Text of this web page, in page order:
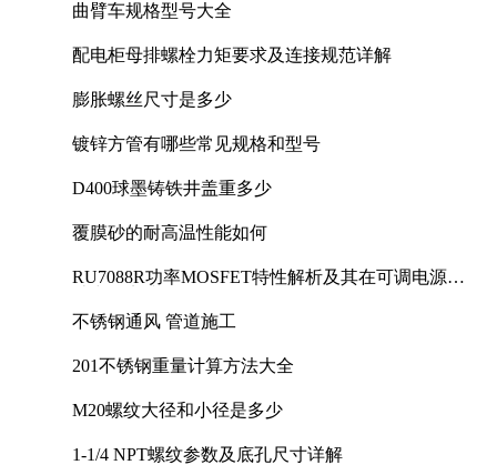
曲臂车规格型号大全
配电柜母排螺栓力矩要求及连接规范详解
膨胀螺丝尺寸是多少
镀锌方管有哪些常见规格和型号
D400球墨铸铁井盖重多少
覆膜砂的耐高温性能如何
RU7088R功率MOSFET特性解析及其在可调电源设
不锈钢通风 管道施工
201不锈钢重量计算方法大全
M20螺纹大径和小径是多少
1-1/4 NPT螺纹参数及底孔尺寸详解